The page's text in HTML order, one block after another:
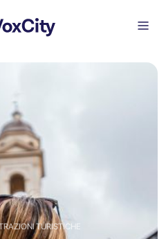
TURISTICHE